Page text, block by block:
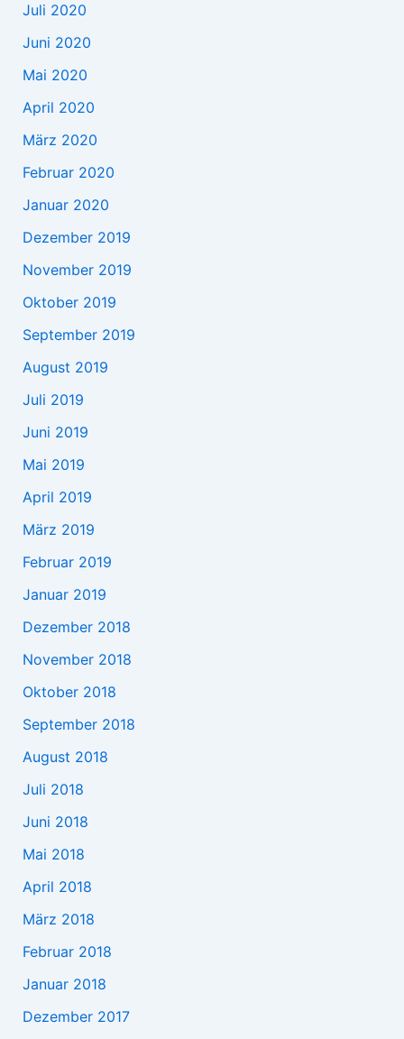
Juli 2020
Juni 2020
Mai 2020
April 2020
März 2020
Februar 2020
Januar 2020
Dezember 2019
November 2019
Oktober 2019
September 2019
August 2019
Juli 2019
Juni 2019
Mai 2019
April 2019
März 2019
Februar 2019
Januar 2019
Dezember 2018
November 2018
Oktober 2018
September 2018
August 2018
Juli 2018
Juni 2018
Mai 2018
April 2018
März 2018
Februar 2018
Januar 2018
Dezember 2017